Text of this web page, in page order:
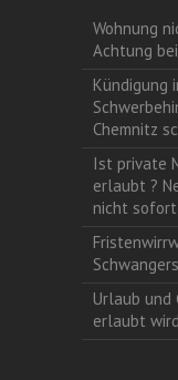
Wohnung
Achtung
Kündigung
Chemnitz
Ist private
erlaubt ?
nicht
Urlaub und
erlaubt